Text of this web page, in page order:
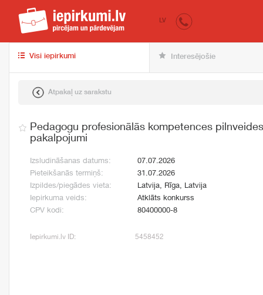
iepirkumi.lv
LV
Visi iepirkumi Interesējošie
Atpakaļ uz sarakstu
Pedagogu profesionālās kompetences
pakalpojumi
Izsludināšanas datums:
07.07.2026
Pieteikšanās termiņš:
31.07.2026
Izpildes/piegādes vieta:
Latvija, Rīga, Latvija
Iepirkuma veids:
Atklāts konkurss
CPV kodi:
80400000-8
Iepirkumi.lv ID: 5458452